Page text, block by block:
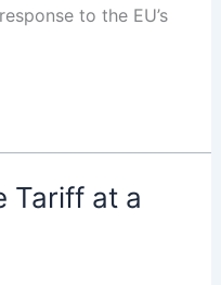
to the EU’s
Tariff at a